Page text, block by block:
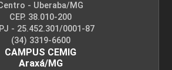
- Uberaba/MG
CEP. 38.010-200
- 25.452.301/0001-87
(34) 3319-6600
CAMPUS CEMIG
Araxá/MG